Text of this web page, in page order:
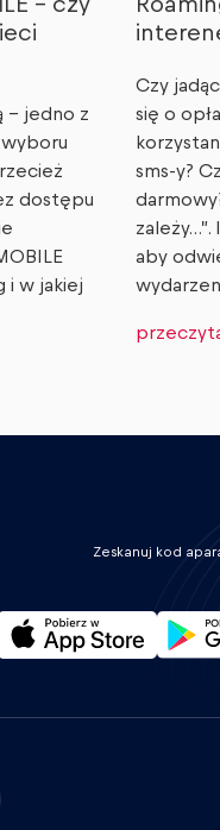
– czy
– jedno z
dostępu
i w jakiej
Czy
się o
sms-y?
aby
Zeskanuj kod